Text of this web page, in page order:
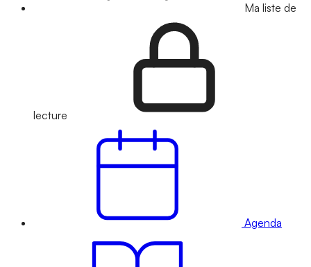
Ma liste de
lecture
Agenda